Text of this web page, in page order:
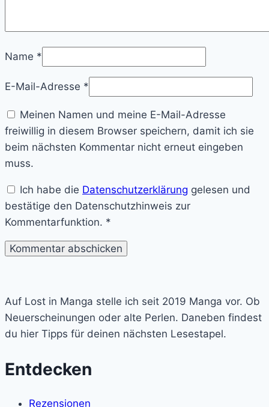
Name *
E-Mail-Adresse *
Meinen Namen und meine E-Mail-Adresse
freiwillig in diesem Browser speichern, damit ich sie
beim nächsten Kommentar nicht erneut eingeben
muss.
Ich habe die Datenschutzerklärung gelesen und
bestätige den Datenschutzhinweis zur
Kommentarfunktion. *
Manga
Auf Lost in Manga stelle ich seit 2019 Manga vor. Ob
Neuerscheinungen oder alte Perlen. Daneben findest
du hier Tipps für deinen nächsten Lesestapel.
Entdecken
Rezensionen